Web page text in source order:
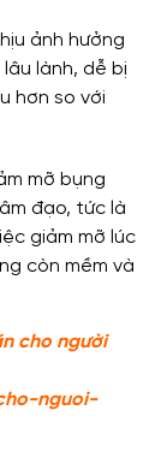
ảnh hưởng
lành, dễ bị
hơn so với
mỡ bụng
đạo, tức là
giảm mỡ lúc
còn mềm và
cho người
nguoi-